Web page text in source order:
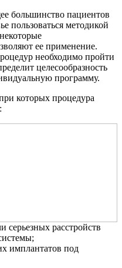
большинство пациентов
пользоваться методикой
ее применение.
необходимо пройти
целесообразность
программу.
которых процедура
серьезных расстройств
имплантатов под